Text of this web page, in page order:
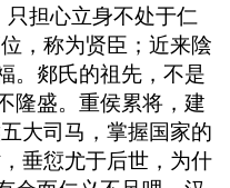
只担心立身不处于仁
，称为贤臣；近来陰
。郯氏的祖先，不是
隆盛。重侯累将，建
大司马，掌握国家的
垂愆尤于后世，为什